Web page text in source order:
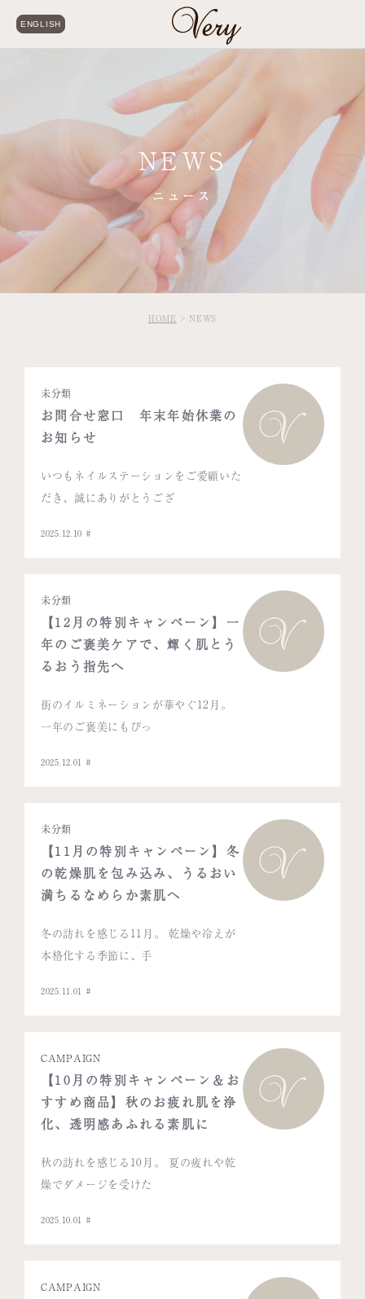
ENGLISH
NEWS
ニュース
HOME NEWS
未分類
お問合せ窓口 年末年始休業の
お知らせ
いつもネイルステーションをご愛顧いた
だき、誠にありがとうござ
2025.12.10
未分類
【12月の特別キャンペーン】一
年のご褒美ケアで、輝く肌とう
るおう指先へ
街のイルミネーションが華やぐ12月。
一年のご褒美にもぴっ
2025.12.01
未分類
【11月の特別キャンペーン】冬
の乾燥肌を包み込み、うるおい
満ちるなめらか素肌へ
冬の訪れを感じる11月。 乾燥や冷えが
本格化する季節に、手
2025.11.01
CAMPAIGN
【10月の特別キャンペーン＆お
すすめ商品】秋のお疲れ肌を浄
化、透明感あふれる素肌に
秋の訪れを感じる10月。 夏の疲れや乾
燥でダメージを受けた
2025.10.01
CAMPAIGN